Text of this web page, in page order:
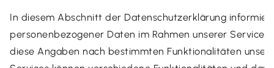
In diesem Abschnitt der Datenschutzerklärung
personenbezogener Daten im Rahmen unserer
diese Angaben nach bestimmten Funktionalitäten